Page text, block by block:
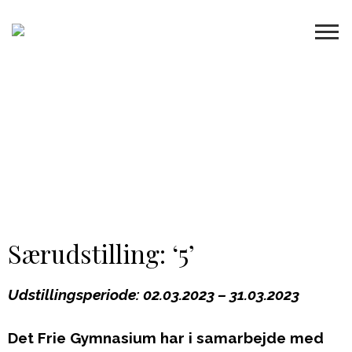
Særudstilling: ‘5’
Udstillingsperiode: 02.03.2023 – 31.03.2023
Det Frie Gymnasium har i samarbejde med